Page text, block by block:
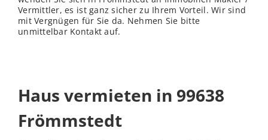
Vermittler, es ist ganz sicher zu Ihrem Vorteil. Wir sind
mit Vergnügen für Sie da. Nehmen Sie bitte
unmittelbar Kontakt auf.
Haus vermieten in 99638
Frömmstedt